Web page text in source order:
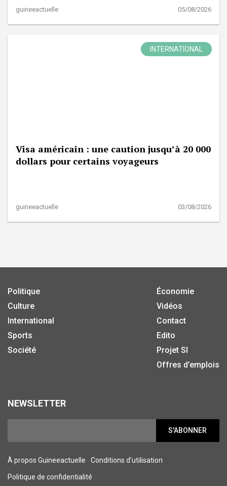
guineeactuelle 05/08/2026
INTERNATIONAL
Visa américain : une caution jusqu’à 20 000
dollars pour certains voyageurs
guineeactuelle 03/08/2026
Politique
Culture
International
Sports
Société
Économie
Vidéos
Contact
Edito
Projet SI
Offres d’emplois
NEWSLETTER
S'ABONNER
À propos Guineeactuelle Conditions d’utilisation
Politique de confidentialité